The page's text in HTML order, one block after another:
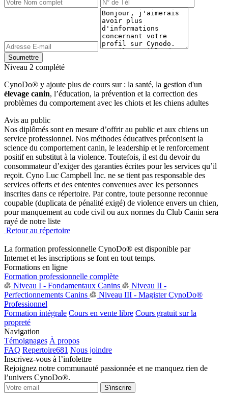
Niveau 2 complété
CynoDo® y ajoute plus de cours sur : la santé, la gestion d'un
élevage canin, l’éducation, la prévention et la correction des
problèmes du comportement avec les chiots et les chiens adultes
Avis au public
Nos diplômés sont en mesure d’offrir au public et aux chiens un
service professionnel. Nos méthodes éducatives préconisent la
science du comportement canin, le leadership et le renforcement
positif en substitut à la violence. Toutefois, il est du devoir du
consommateur d’exiger des garanties écrites pour les services qu’il
reçoit. Cyno Luc Campbell Inc. ne se tient pas responsable des
services offerts et des ententes convenues avec les personnes
inscrites dans ce répertoire. Par contre, toute personne reconnue
coupable (duplicata de pénalité exigé) de violence envers un chien,
pour manquement au code civil ou aux normes du Club Canin sera
rayé de notre liste
Retour au répertoire
La formation professionnelle CynoDo® est disponible par
Internet et les inscriptions se font en tout temps.
Formations en ligne
Formation professionnelle complète
Niveau I - Fondamentaux Canins
Niveau II -
Perfectionnements Canins
Niveau III - Magister CynoDo®
Professionnel
Formation intégrale Cours en vente libre Cours gratuit sur la
propreté
Navigation
Témoignages À propos
FAQ Repertoire681 Nous joindre
Inscrivez-vous à l’infolettre
Rejoignez notre communauté passionnée et ne manquez rien de
l’univers CynoDo®.
S'inscrire